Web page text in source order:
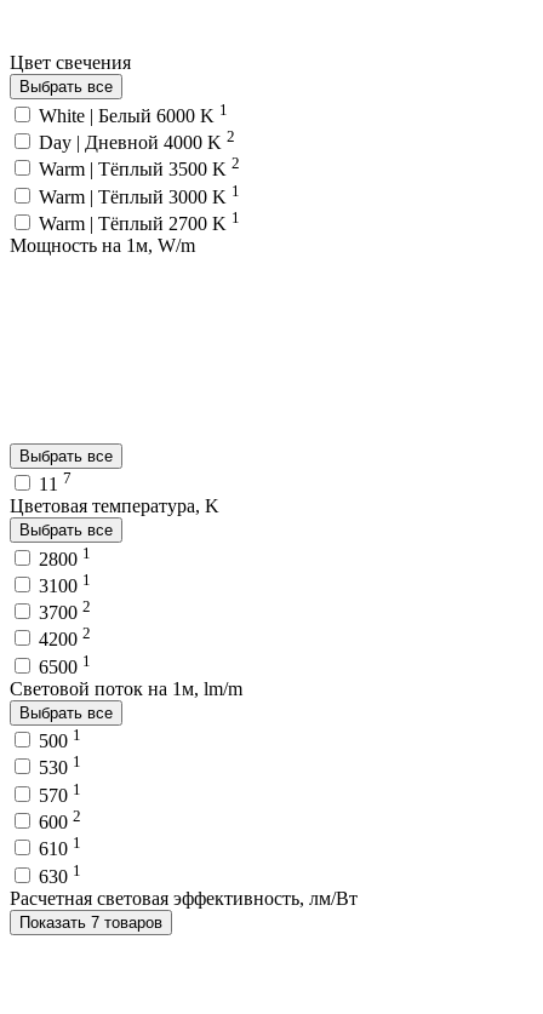
Цвет свечения
Выбрать все
White | Белый 6000 K 1
Day | Дневной 4000 K 2
Warm | Тёплый 3500 K 2
Warm | Тёплый 3000 K 1
Warm | Тёплый 2700 K 1
Мощность на 1м, W/m
Выбрать все
11 7
Цветовая температура, K
Выбрать все
2800 1
3100 1
3700 2
4200 2
6500 1
Световой поток на 1м, lm/m
Выбрать все
500 1
530 1
570 1
600 2
610 1
630 1
Расчетная световая эффективность, лм/Вт
Показать 7 товаров